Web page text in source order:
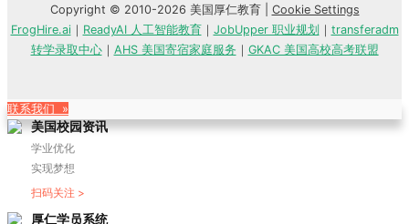
Copyright © 2010-2026 美国厚仁教育 | Cookie Settings
FrogHire.ai｜ ReadyAI 人工智能教育｜ JobUpper 职业规划 ｜ transferadm
转学录取中心｜ AHS 美国寄宿家庭服务 ｜ GKAC 美国高校高考联盟
联系我们 »
美国校园资讯
学业优化
实现梦想
扫码关注 >
厚仁学员系统